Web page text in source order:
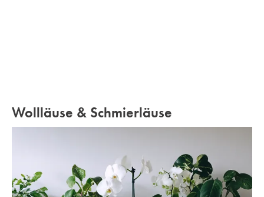
Wollläuse & Schmierläuse